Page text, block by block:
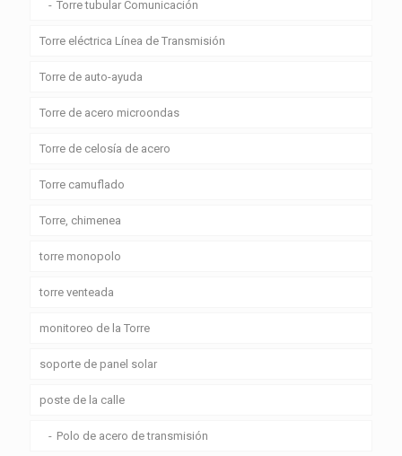
Torre tubular Comunicación
Torre eléctrica Línea de Transmisión
Torre de auto-ayuda
Torre de acero microondas
Torre de celosía de acero
Torre camuflado
Torre, chimenea
torre monopolo
torre venteada
monitoreo de la Torre
soporte de panel solar
poste de la calle
Polo de acero de transmisión